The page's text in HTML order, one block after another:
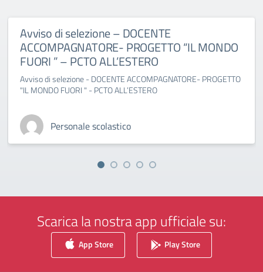
Avviso di selezione – DOCENTE
ACCOMPAGNATORE- PROGETTO “IL MONDO
FUORI ” – PCTO ALL’ESTERO
Avviso di selezione - DOCENTE ACCOMPAGNATORE- PROGETTO
"IL MONDO FUORI " - PCTO ALL’ESTERO
Personale scolastico
Scarica la nostra app ufficiale su:
App Store Play Store